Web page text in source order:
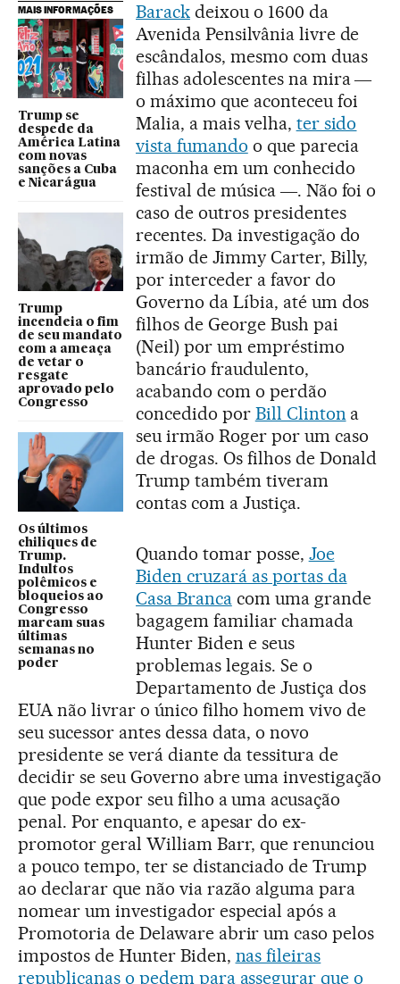
MAIS INFORMAÇÕES
Trump se
despede da
América Latina
com novas
sanções a Cuba
e Nicarágua
Trump
incendeia o fim
de seu mandato
com a ameaça
de vetar o
resgate
aprovado pelo
Congresso
Os últimos
chiliques de
Trump.
Indultos
polêmicos e
bloqueios ao
Congresso
marcam suas
últimas
semanas no
poder
Barackdeixou o 1600 da
Avenida Pensilvânia livre de
escândalos, mesmo com duas
filhas adolescentes na mira ―
o máximo que aconteceu foi
Malia, a mais velha, ter sido
vista fumando o que parecia
maconha em um conhecido
festival de música ―. Não foi o
caso de outros presidentes
recentes. Da investigação do
irmão de Jimmy Carter, Billy,
por interceder a favor do
Governo da Líbia, até um dos
filhos de George Bush pai
(Neil) por um empréstimo
bancário fraudulento,
acabando com o perdão
concedido por Bill Clinton a
seu irmão Roger por um caso
de drogas. Os filhos de Donald
Trump também tiveram
contas com a Justiça.
Quando tomar posse, Joe
Biden cruzará as portas da
Casa Brancacom uma grande
bagagem familiar chamada
Hunter Biden e seus
problemas legais. Se o
Departamento de Justiça dos
EUA não livrar o único filho homem vivo de
seu sucessor antes dessa data, o novo
presidente se verá diante da tessitura de
decidir se seu Governo abre uma investigação
que pode expor seu filho a uma acusação
penal. Por enquanto, e apesar do ex-
promotor geral William Barr, que renunciou
a pouco tempo, ter se distanciado de Trump
ao declarar que não via razão alguma para
nomear um investigador especial após a
Promotoria de Delaware abrir um caso pelos
impostos de Hunter Biden, nas fileiras
republicanas o pedem para assegurar que o